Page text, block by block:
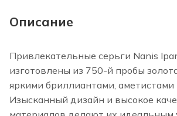
Описание
Привлекательные серьги Nanis
изготовлены из 750-й пробы
яркими бриллиантами, аметистами
Изысканный дизайн и высокое